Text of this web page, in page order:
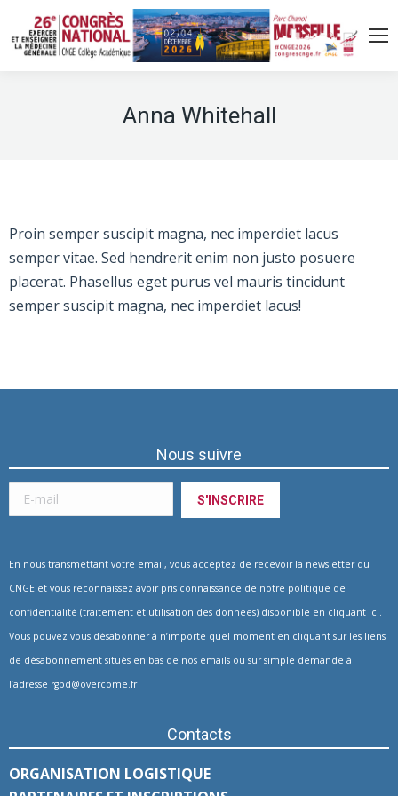
Anna Whitehall
Proin semper suscipit magna, nec imperdiet lacus
semper vitae. Sed hendrerit enim non justo posuere
placerat. Phasellus eget purus vel mauris tincidunt
semper suscipit magna, nec imperdiet lacus!
Nous suivre
En nous transmettant votre email, vous acceptez de recevoir la newsletter du
CNGE et vous reconnaissez avoir pris connaissance de notre politique de
confidentialité (traitement et utilisation des données) disponible en cliquant ici.
Vous pouvez vous désabonner à n’importe quel moment en cliquant sur les liens
de désabonnement situés en bas de nos emails ou sur simple demande à
l’adresse rgpd@overcome.fr
Contacts
ORGANISATION LOGISTIQUE